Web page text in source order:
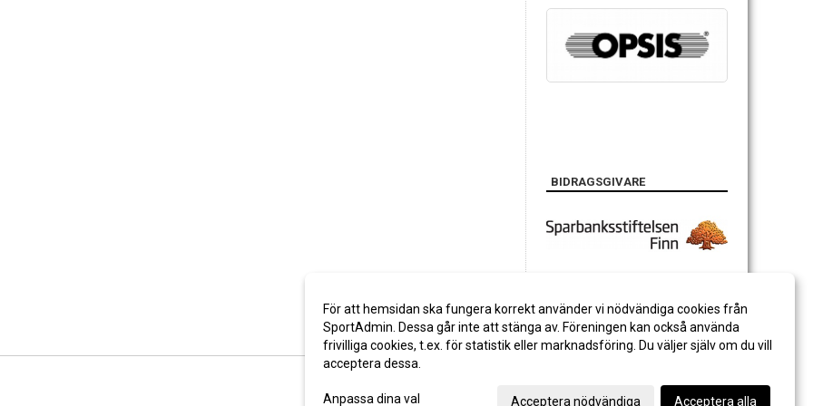
BIDRAGSGIVARE
För att hemsidan ska fungera korrekt använder vi nödvändiga cookies från
SportAdmin. Dessa går inte att stänga av. Föreningen kan också använda
frivilliga cookies, t.ex. för statistik eller marknadsföring. Du väljer själv om du vill
acceptera dessa.
Anpassa dina val Acceptera nödvändiga Acceptera alla